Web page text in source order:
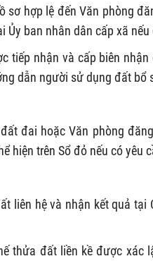
sơ hợp lệ đến Văn phòng
ban nhân dân cấp xã nếu
tiếp nhận và cấp biên
dẫn người sử dụng đất bổ
đai hoặc Văn phòng
hiện trên Sổ đỏ nếu có yêu
liên hệ và nhận kết quả
thửa đất liền kề được